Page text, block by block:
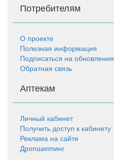
Потребителям
О проекте
Полезная информация
Подписаться на обновления
Обратная связь
Аптекам
Личный кабинет
Получить доступ к кабинету
Реклама на сайте
Дропшиппинг